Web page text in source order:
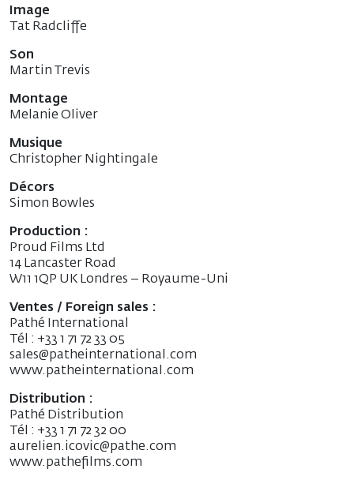
Image
Tat Radcliffe
Son
Martin Trevis
Montage
Melanie Oliver
Musique
Christopher Nightingale
Décors
Simon Bowles
Production :
Proud Films Ltd
14 Lancaster Road
W11 1QP UK Londres – Royaume-Uni
Ventes / Foreign sales :
Pathé International
Tél : +33 1 71 72 33 05
sales@patheinternational.com
www.patheinternational.com
Distribution :
Pathé Distribution
Tél : +33 1 71 72 32 00
aurelien.icovic@pathe.com
www.pathefilms.com